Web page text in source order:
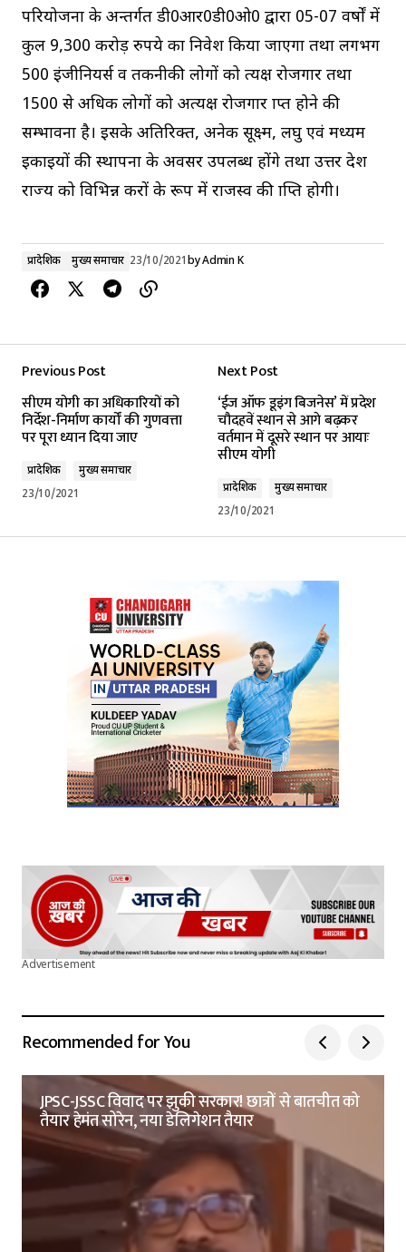
परियोजना के अन्तर्गत डी0आर0डी0ओ0 द्वारा 05-07 वर्षाें में
कुल 9,300 करोड़ रुपये का निवेश किया जाएगा तथा लगभग
500 इंजीनियर्स व तकनीकी लोगों को प्रत्यक्ष रोजगार तथा
1500 से अधिक लोगों को अप्रत्यक्ष रोजगार प्राप्त होने की
सम्भावना है। इसके अतिरिक्त, अनेक सूक्ष्म, लघु एवं मध्यम
इकाइयों की स्थापना के अवसर उपलब्ध होंगे तथा उत्तर प्रदेश
राज्य को विभिन्न करों के रूप में राजस्व की प्राप्ति होगी।
प्रादेशिक मुख्य समाचार 23/10/2021byAdmin K
Previous Post
सीएम योगी का अधिकारियों को
निर्देश-निर्माण कार्यों की गुणवत्ता
पर पूरा ध्यान दिया जाए
प्रादेशिक
मुख्य समाचार
23/10/2021
Next Post
‘ईज ऑफ डूइंग बिजनेस’ में प्रदेश
चौदहवें स्थान से आगे बढ़कर
वर्तमान में दूसरे स्थान पर आयाः
सीएम योगी
प्रादेशिक
मुख्य समाचार
23/10/2021
Advertisement
Recommended for You
JPSC-JSSC विवाद पर झुकी सरकार! छात्रों से बातचीत को
तैयार हेमंत सोरेन, नया डेलिगेशन तैयार